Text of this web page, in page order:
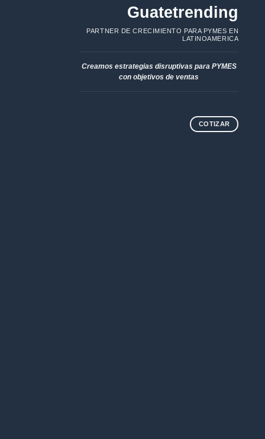
Guatetrending
PARTNER DE CRECIMIENTO PARA PYMES EN
LATINOAMERICA
Creamos estrategias disruptivas para PYMES
con objetivos de ventas
COTIZAR